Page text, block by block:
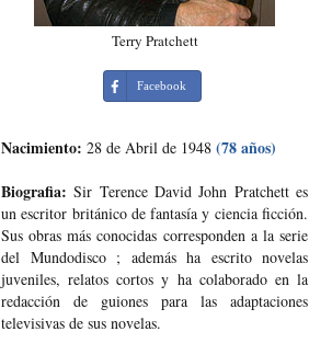
Terry Pratchett
Facebook
Nacimiento: 28 de Abril de 1948 (78 años)
Biografia: Sir Terence David John Pratchett es
un escritor británico de fantasía y ciencia ficción.
Sus obras más conocidas corresponden a la serie
del Mundodisco ; además ha escrito novelas
juveniles, relatos cortos y ha colaborado en la
redacción de guiones para las adaptaciones
televisivas de sus novelas.